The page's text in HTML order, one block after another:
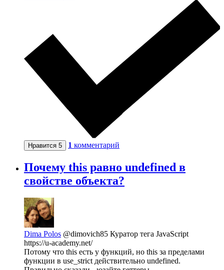
Нравится 5 1 комментарий
Почему this равно undefined в
свойстве объекта?
Dima Polos @dimovich85 Куратор тега JavaScript
https://u-academy.net/
Потому что this есть у функций, но this за пределами
функции в use_strict действительно undefined.